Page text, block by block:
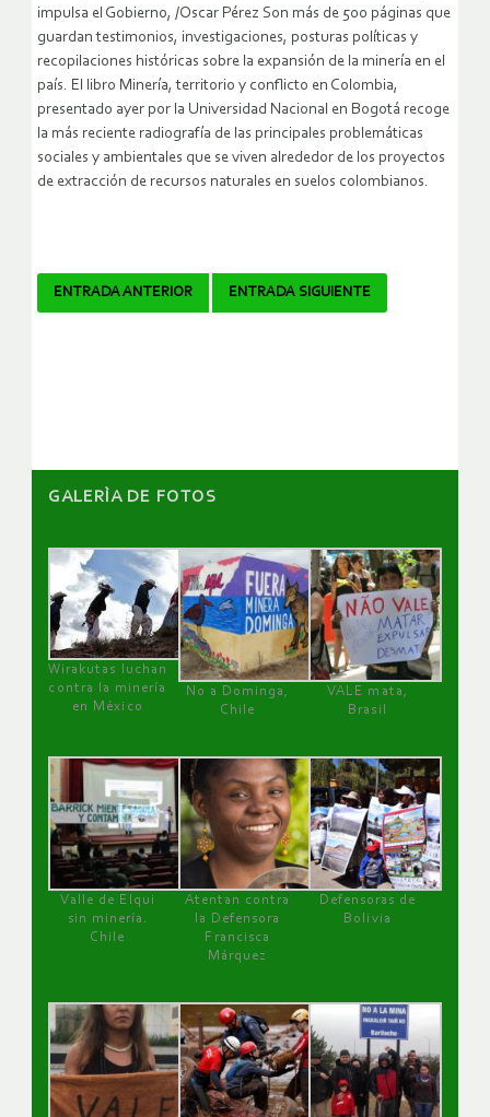
impulsa el Gobierno, /Oscar Pérez Son más de 500 páginas que
guardan testimonios, investigaciones, posturas políticas y
recopilaciones históricas sobre la expansión de la minería en el
país. El libro Minería, territorio y conflicto en Colombia,
presentado ayer por la Universidad Nacional en Bogotá recoge
la más reciente radiografía de las principales problemáticas
sociales y ambientales que se viven alrededor de los proyectos
de extracción de recursos naturales en suelos colombianos.
Navegador
ENTRADA ANTERIOR ENTRADA SIGUIENTE
GALERÌA DE FOTOS
Wirakutas luchan
contra la minería
en México
No a Dominga,
Chile
VALE mata,
Brasil
Valle de Elqui
sin minería.
Chile
Atentan contra
la Defensora
Francisca
Márquez
Defensoras de
Bolivia